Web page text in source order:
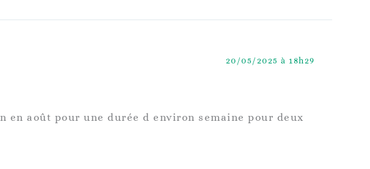
20/05/2025 à 18h29
août pour une durée d environ semaine pour deux